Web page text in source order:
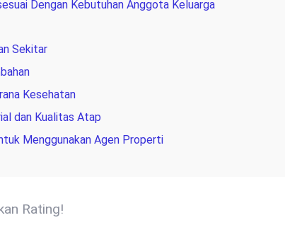
Dengan Kebutuhan Anggota Keluarga
Sekitar
Kesehatan
dan Kualitas Atap
Menggunakan Agen Properti
Rating!